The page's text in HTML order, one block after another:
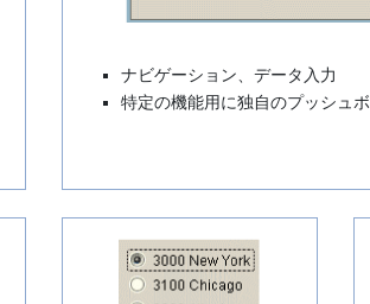
ナビゲーション、データ入力
特定の機能用に独自のプッシュ